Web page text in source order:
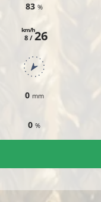
83%
8 /
km/h26
0 mm
0%